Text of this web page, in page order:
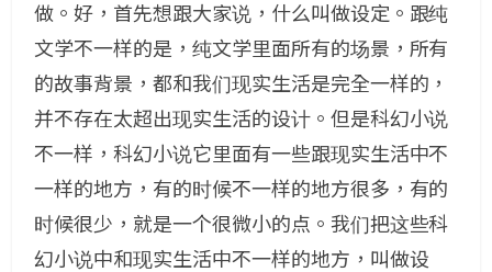
做。好，首先想跟大家说，什么叫做设定。跟纯
文学不一样的是，纯文学里面所有的场景，所有
的故事背景，都和我们现实生活是完全一样的，
并不存在太超出现实生活的设计。但是科幻小说
不一样，科幻小说它里面有一些跟现实生活中不
一样的地方，有的时候不一样的地方很多，有的
时候很少，就是一个很微小的点。我们把这些科
幻小说中和现实生活中不一样的地方，叫做设